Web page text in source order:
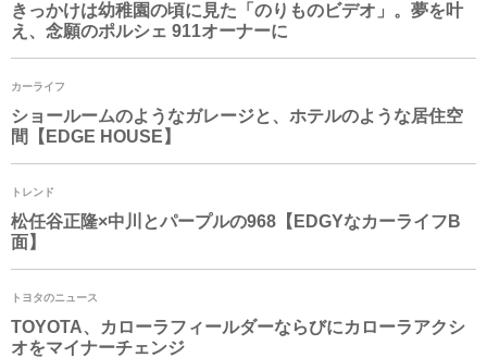
きっかけは幼稚園の頃に見た「のりものビデオ」。夢を叶
え、念願のポルシェ 911オーナーに
カーライフ
ショールームのようなガレージと、ホテルのような居住空
間【EDGE HOUSE】
トレンド
松任谷正隆×中川とパープルの968【EDGYなカーライフB
面】
トヨタのニュース
TOYOTA、カローラフィールダーならびにカローラアクシ
オをマイナーチェンジ